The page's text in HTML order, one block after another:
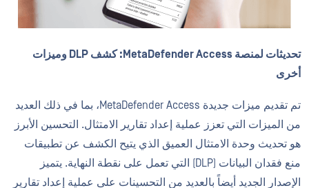
تحديثات لمنصة MetaDefender Access: كشف DLP وميزات
أخرى
تم تقديم ميزات جديدة MetaDefender Access، بما في ذلك العديد
من الميزات التي تعزز عملية إعداد تقارير الامتثال. التحسين الأبرز
هو تحديث وحدة الامتثال العميق الذي يتيح الكشف عن تطبيقات
منع فقدان البيانات (DLP) التي تعمل على نقطة النهاية. يتميز
الإصدار الجديد أيضاً بالعديد من التحسينات على عملية إعداد تقارير